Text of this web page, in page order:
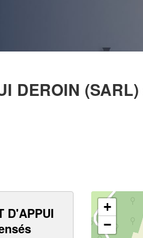
DEROIN (SARL)
D'APPUI
+
−